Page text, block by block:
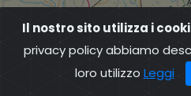
Il nostro sito utilizza i
privacy policy abbiamo
loro utilizzo Leggi